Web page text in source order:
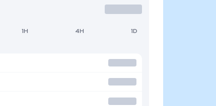
1H 4H 1D